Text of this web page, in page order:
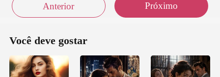
Anterior Próximo
Você deve gostar